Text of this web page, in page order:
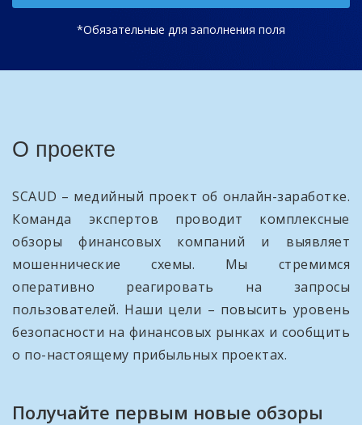
*Обязательные для заполнения поля
О проекте
SCAUD – медийный проект об онлайн-заработке.
Команда экспертов проводит комплексные
обзоры финансовых компаний и выявляет
мошеннические схемы. Мы стремимся
оперативно реагировать на запросы
пользователей. Наши цели – повысить уровень
безопасности на финансовых рынках и сообщить
о по-настоящему прибыльных проектах.
Получайте первым новые обзоры